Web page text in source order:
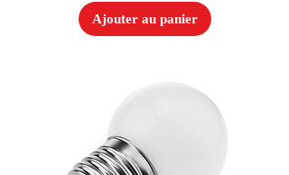
Ajouter au panier